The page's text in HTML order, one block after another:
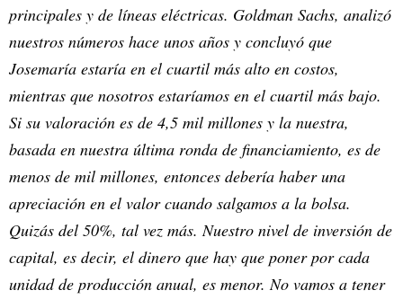
principales y de líneas eléctricas. Goldman Sachs, analizó
nuestros números hace unos años y concluyó que
Josemaría estaría en el cuartil más alto en costos,
mientras que nosotros estaríamos en el cuartil más bajo.
Si su valoración es de 4,5 mil millones y la nuestra,
basada en nuestra última ronda de financiamiento, es de
menos de mil millones, entonces debería haber una
apreciación en el valor cuando salgamos a la bolsa.
Quizás del 50%, tal vez más. Nuestro nivel de inversión de
capital, es decir, el dinero que hay que poner por cada
unidad de producción anual, es menor. No vamos a tener